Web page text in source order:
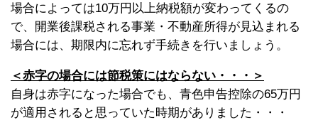
場合によっては10万円以上納税額が変わってくるの
で、開業後課税される事業・不動産所得が見込まれる
場合には、期限内に忘れず手続きを行いましょう。
＜赤字の場合には節税策にはならない・・・＞
自身は赤字になった場合でも、青色申告控除の65万円
が適用されると思っていた時期がありました・・・